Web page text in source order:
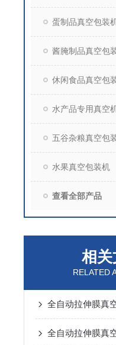
蛋制品真空包装
酱腌制品真空包
休闲食品真空包
水产品专用真空
五谷杂粮真空包
水果真空包装机
查看全部产品
相
RELATED
全自动拉伸膜真